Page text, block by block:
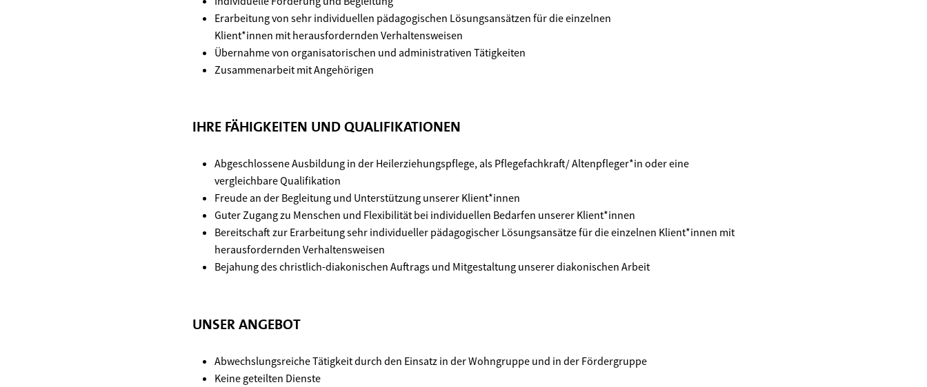
Erarbeitung von sehr individuellen pädagogischen Lösungsansätzen für die einzelnen
Klient*innen mit herausfordernden Verhaltensweisen
Übernahme von organisatorischen und administrativen Tätigkeiten
Zusammenarbeit mit Angehörigen
IHRE FÄHIGKEITEN UND QUALIFIKATIONEN
Abgeschlossene Ausbildung in der Heilerziehungspflege, als Pflegefachkraft/ Altenpfleger*in oder eine
vergleichbare Qualifikation
Freude an der Begleitung und Unterstützung unserer Klient*innen
Guter Zugang zu Menschen und Flexibilität bei individuellen Bedarfen unserer Klient*innen
Bereitschaft zur Erarbeitung sehr individueller pädagogischer Lösungsansätze für die einzelnen Klient*innen mit
herausfordernden Verhaltensweisen
Bejahung des christlich-diakonischen Auftrags und Mitgestaltung unserer diakonischen Arbeit
UNSER ANGEBOT
Abwechslungsreiche Tätigkeit durch den Einsatz in der Wohngruppe und in der Fördergruppe
Keine geteilten Dienste